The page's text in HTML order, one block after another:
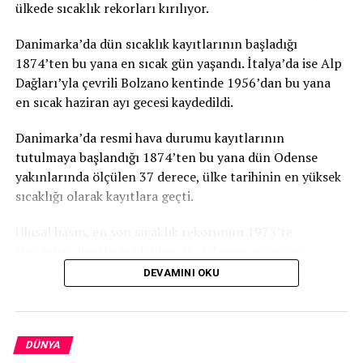
Ülkede 16 Ocak’ta başlayan aşılama kampanyasında
bugüne dek 236 milyon 198 bin 726 dozdan fazla aşı
yapıldı.
Nüfusu 1,4 milyara yaklaşan ülkede aşılama, henüz
salgını durdurabilecek düzeye ulaşmadı.
COVID-19 verilerinin derlendiği “Worldometers”
internet sitesine göre Hindistan, “dünyada en fazla
vakanın görüldüğü ikinci, en fazla ölümün görüldüğü
üçüncü ülke” konumunda bulunuyor.
Almanya’da aşı önceliği sıralaması kaldırıldı
ülkede sıcaklık rekorları kırılıyor.
Danimarka’da dün sıcaklık kayıtlarının başladığı
1874’ten bu yana en sıcak gün yaşandı. İtalya’da ise Alp
Dağları’yla çevrili Bolzano kentinde 1956’dan bu yana
en sıcak haziran ayı gecesi kaydedildi.
Danimarka’da resmi hava durumu kayıtlarının
tutulmaya başlandığı 1874’ten bu yana dün Odense
yakınlarında ölçülen 37 derece, ülke tarihinin en yüksek
sıcaklığı olarak kayıtlara geçti.
haziran ayı için ise en son 1947’de 35,5 dereceyle rekor
kırıldığını anımsattı.
bazı bölgelerde şiddetli yağış ve rüzgara da neden
DEVAMINI OKU
DÜNYA